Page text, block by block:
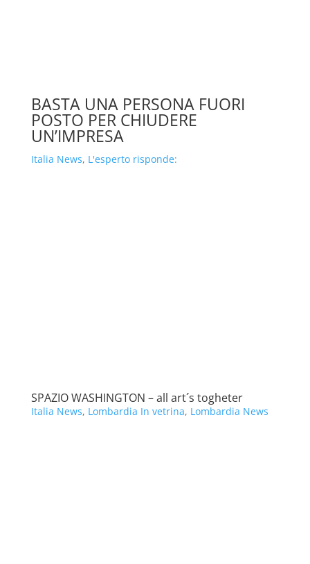
BASTA UNA PERSONA FUORI
POSTO PER CHIUDERE
UN’IMPRESA
Italia News, L'esperto risponde:
SPAZIO WASHINGTON – all art´s togheter
Italia News, Lombardia In vetrina, Lombardia News